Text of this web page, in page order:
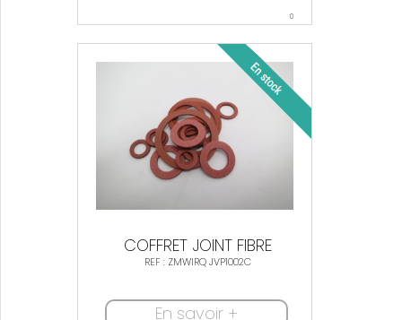
0
COFFRET JOINT FIBRE
REF : ZMWIRQ JVP1002C
En savoir +